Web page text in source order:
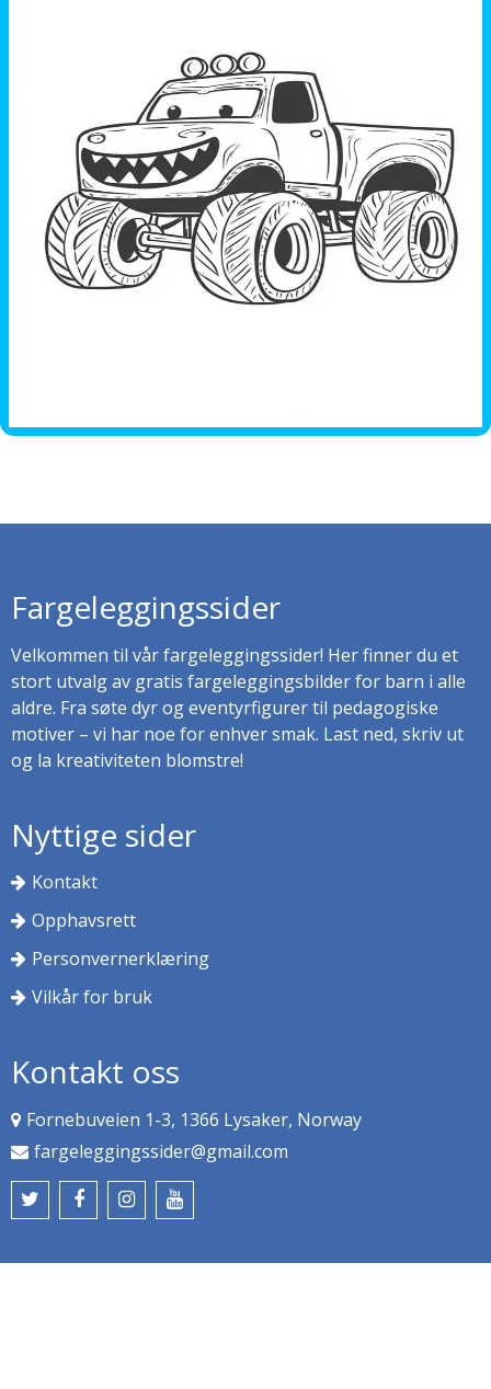
Fargeleggingssider
Velkommen til vår fargeleggingssider! Her finner du et
stort utvalg av gratis fargeleggingsbilder for barn i alle
aldre. Fra søte dyr og eventyrfigurer til pedagogiske
motiver – vi har noe for enhver smak. Last ned, skriv ut
og la kreativiteten blomstre!
Nyttige sider
Kontakt
Opphavsrett
Personvernerklæring
Vilkår for bruk
Kontakt oss
Fornebuveien 1-3, 1366 Lysaker, Norway
fargeleggingssider@gmail.com